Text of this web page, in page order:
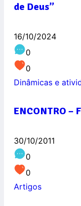
de Deus”
16/10/2024
0
0
Dinâmicas e
ENCONTRO –
30/10/2011
0
0
Artigos